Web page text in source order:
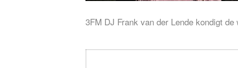
3FM DJ Frank van der Lende kondigt